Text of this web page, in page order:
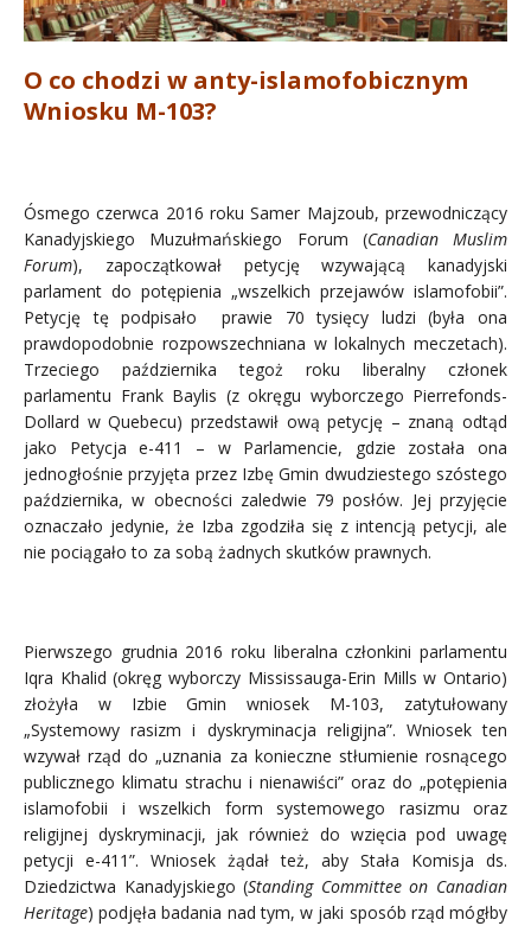
O co chodzi w anty-islamofobicznym
Wniosku M-103?
Ósmego czerwca 2016 roku Samer Majzoub, przewodniczący
Kanadyjskiego Muzułmańskiego Forum (Canadian Muslim
Forum), zapoczątkował petycję wzywającą kanadyjski
parlament do potępienia „wszelkich przejawów islamofobii”.
Petycję tę podpisało prawie 70 tysięcy ludzi (była ona
prawdopodobnie rozpowszechniana w lokalnych meczetach).
Trzeciego października tegoż roku liberalny członek
parlamentu Frank Baylis (z okręgu wyborczego Pierrefonds-
Dollard w Quebecu) przedstawił ową petycję – znaną odtąd
jako Petycja e-411 – w Parlamencie, gdzie została ona
jednogłośnie przyjęta przez Izbę Gmin dwudziestego szóstego
października, w obecności zaledwie 79 posłów. Jej przyjęcie
oznaczało jedynie, że Izba zgodziła się z intencją petycji, ale
nie pociągało to za sobą żadnych skutków prawnych.
Pierwszego grudnia 2016 roku liberalna członkini parlamentu
Iqra Khalid (okręg wyborczy Mississauga-Erin Mills w Ontario)
złożyła w Izbie Gmin wniosek M-103, zatytułowany
„Systemowy rasizm i dyskryminacja religijna”. Wniosek ten
wzywał rząd do „uznania za konieczne stłumienie rosnącego
publicznego klimatu strachu i nienawiści” oraz do „potępienia
islamofobii i wszelkich form systemowego rasizmu oraz
religijnej dyskryminacji, jak również do wzięcia pod uwagę
petycji e-411”. Wniosek żądał też, aby Stała Komisja ds.
Dziedzictwa Kanadyjskiego (Standing Committee on Canadian
Heritage) podjęła badania nad tym, w jaki sposób rząd mógłby